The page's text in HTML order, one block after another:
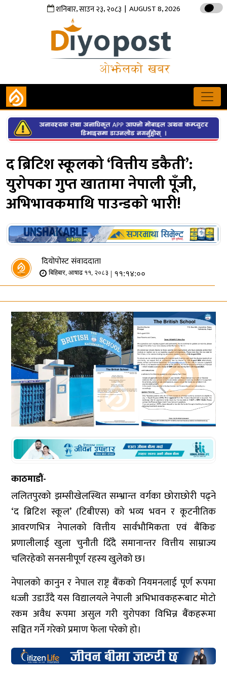
शनिबार,साउन२३,२०८३ | AUGUST 8, 2026
द ब्रिटिश स्कूलको ‘वित्तीय डकैती’:
युरोपका गुप्त खातामा नेपाली पूँजी,
अभिभावकमाथि पाउन्डको भारी!
दियोपोस्ट संवाददाता
बिहिबार, आषाढ ११, २०८३ | ११:१४:००
काठमाडौं-
ललितपुरको झम्सीखेलस्थित सम्भ्रान्त वर्गका छोराछोरी पढ्ने
‘द ब्रिटिश स्कूल’ (टिबीएस) को भव्य भवन र कूटनीतिक
आवरणभित्र नेपालको वित्तीय सार्वभौमिकता एवं बैंकिङ
प्रणालीलाई खुला चुनौती दिँदै समानान्तर वित्तीय साम्राज्य
चलिरहेको सनसनीपूर्ण रहस्य खुलेको छ।
नेपालको कानुन र नेपाल राष्ट्र बैंकको नियमनलाई पूर्ण रूपमा
धज्जी उडाउँदै यस विद्यालयले नेपाली अभिभावकहरूबाट मोटो
रकम अवैध रूपमा असुल गरी युरोपका विभिन्न बैंकहरूमा
सञ्चित गर्ने गरेको प्रमाण फेला परेको हो।